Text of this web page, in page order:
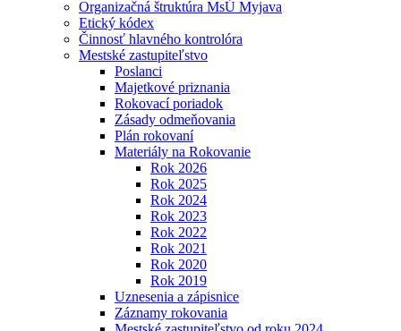
Organizačná štruktúra MsÚ Myjava
Etický kódex
Činnosť hlavného kontrolóra
Mestské zastupiteľstvo
Poslanci
Majetkové priznania
Rokovací poriadok
Zásady odmeňovania
Plán rokovaní
Materiály na Rokovanie
Rok 2026
Rok 2025
Rok 2024
Rok 2023
Rok 2022
Rok 2021
Rok 2020
Rok 2019
Uznesenia a zápisnice
Záznamy rokovania